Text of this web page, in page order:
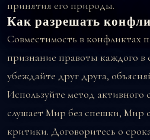
принятия его природы.
Как разрешать
Совместимость в конфликтах
признание правоты каждого в
убеждайте друг друга,
Используйте метод активного
слушает Мир без спешки, Мир
критики. Договоритесь о